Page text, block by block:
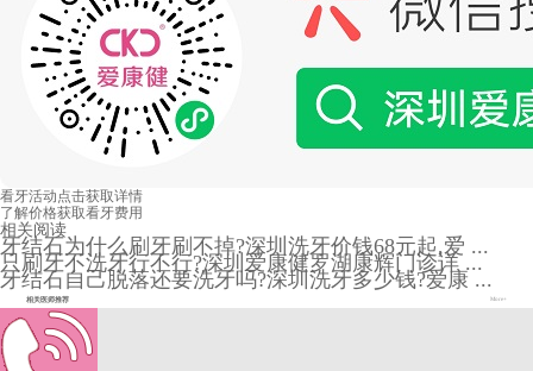
看牙活动点击获取详情
了解价格获取看牙费用
相关阅读
牙结石为什么刷牙刷不掉?深圳洗牙价钱68元起,爱 ...
只刷牙不洗牙行不行?深圳爱康健罗湖康辉门诊详 ...
牙结石自己脱落还要洗牙吗?深圳洗牙多少钱?爱康 ...
相关医师推荐 More+